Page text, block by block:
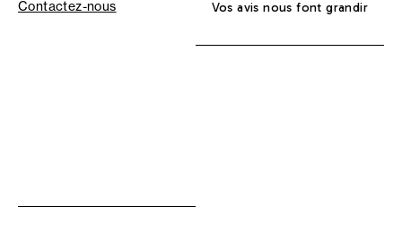
Contactez-nous Vos avis nous font grandir